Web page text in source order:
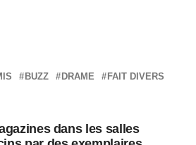
BUZZ DRAME
FAIT DIVERS
dans les salles